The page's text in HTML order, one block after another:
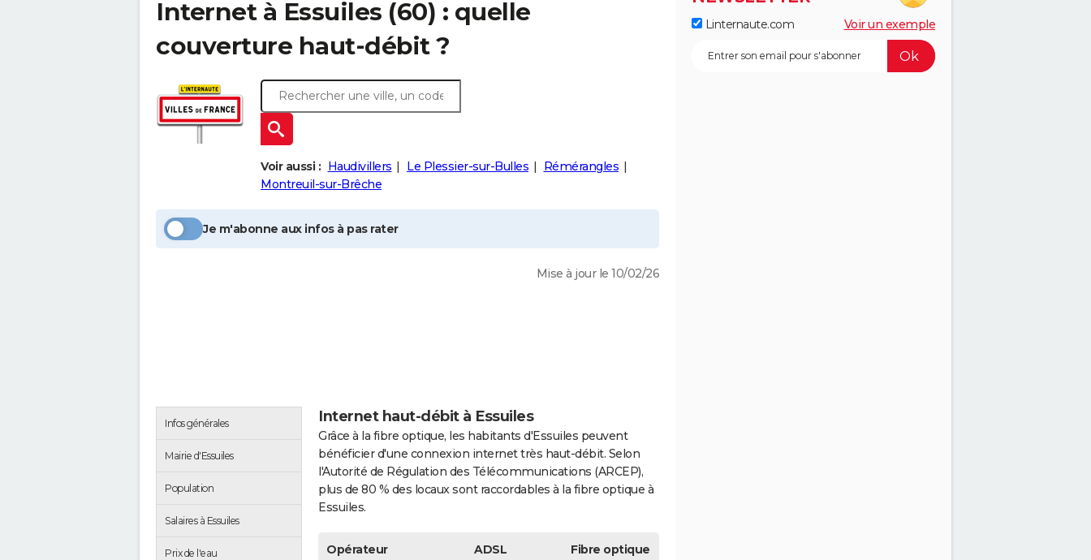
Internet à Essuiles (60) : quelle
couverture haut-débit ?
Voir aussi : Haudivillers Le Plessier-sur-Bulles
Rémérangles
Montreuil-sur-Brêche
Je m'abonne aux infos à pas rater
Mise à jour le 10/02/26
Infos générales
Mairie d'Essuiles
Population
Salaires à Essuiles
Prix de l'eau
Internet haut-débit à Essuiles
Grâce à la fibre optique, les habitants d'Essuiles peuvent
bénéficier d'une connexion internet très haut-débit. Selon
l'Autorité de Régulation des Télécommunications (ARCEP),
plus de 80 % des locaux sont raccordables à la fibre optique à
Essuiles.
Opérateur ADSL Fibre optique
Linternaute.com Voir un exemple